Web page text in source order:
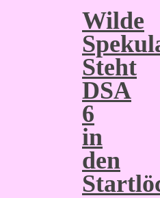
Wilde
Steht
DSA
6
in
den